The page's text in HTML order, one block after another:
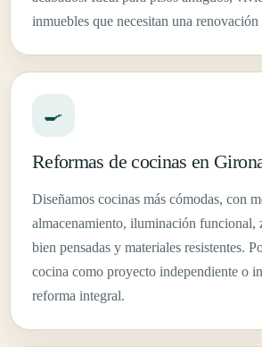
inmuebles que necesitan una
🍳
Reformas de cocinas en
Diseñamos cocinas más cómodas, con
almacenamiento, iluminación funcional,
bien pensadas y materiales resistentes.
cocina como proyecto independiente o
reforma integral.